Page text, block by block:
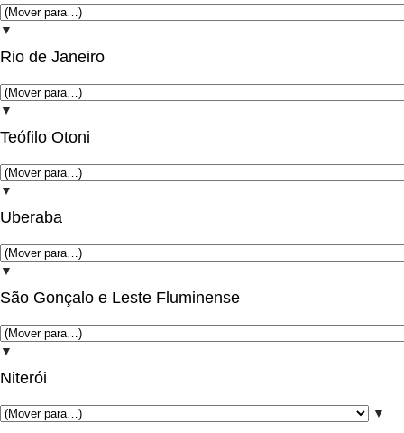
▼
Rio de Janeiro
▼
Teófilo Otoni
▼
Uberaba
▼
São Gonçalo e Leste Fluminense
▼
Niterói
▼